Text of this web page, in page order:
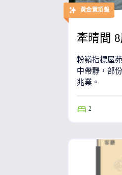
黃金置頂盤
牽晴間
粉嶺指標屋
中帶靜，部
兆業。
2